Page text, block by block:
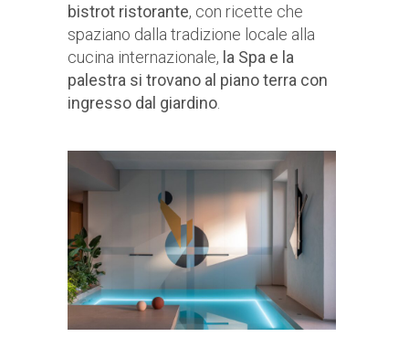
bistrot ristorante, con ricette che
spaziano dalla tradizione locale alla
cucina internazionale, la Spa e la
palestra si trovano al piano terra con
ingresso dal giardino